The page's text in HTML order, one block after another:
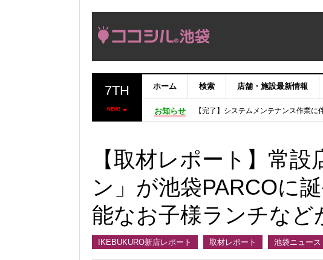
7TH
NEW!
ホーム 検索 店舗・施設最新情報
お知らせ
【完了】システムメンテナンス作業
【重要：9月5日（火）22時】ココシ
「いま、困っている店舗の皆様を応援
【取材レポート】常
ン」が池袋PARCOに
能なお子様ランチなど
IKEBUKURO新店レポート 取材レポート 池袋ニュース